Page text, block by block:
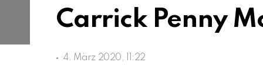
Carrick Penny
4. März 2020, 11:22